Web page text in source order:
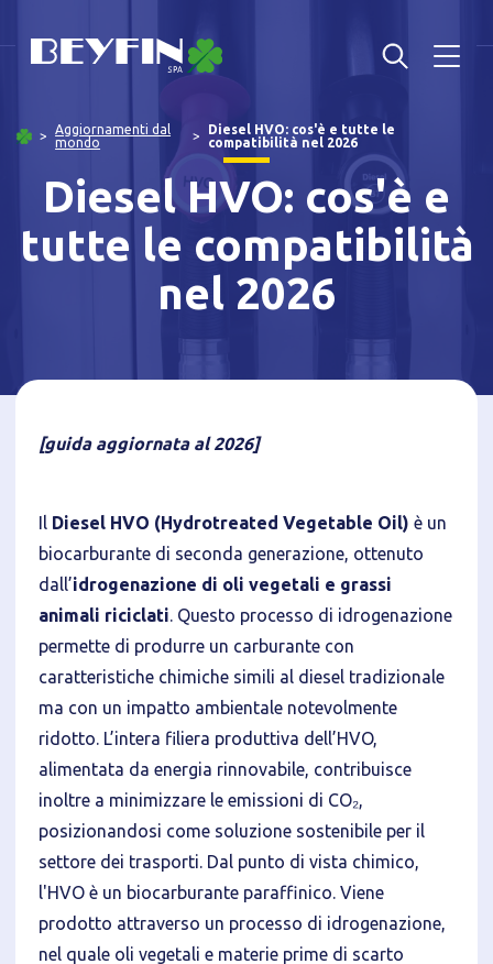
Aggiornamenti dal
mondo
Diesel HVO: cos'è e tutte le
compatibilità nel 2026
Diesel HVO: cos'è e
tutte le compatibilità
nel 2026
[guida aggiornata al 2026]
Il Diesel HVO (Hydrotreated Vegetable Oil) è un
biocarburante di seconda generazione, ottenuto
dall’idrogenazione di oli vegetali e grassi
animali riciclati. Questo processo di idrogenazione
permette di produrre un carburante con
caratteristiche chimiche simili al diesel tradizionale
ma con un impatto ambientale notevolmente
ridotto. L’intera filiera produttiva dell’HVO,
alimentata da energia rinnovabile, contribuisce
inoltre a minimizzare le emissioni di CO₂,
posizionandosi come soluzione sostenibile per il
settore dei trasporti. Dal punto di vista chimico,
l'HVO è un biocarburante paraffinico. Viene
prodotto attraverso un processo di idrogenazione,
nel quale oli vegetali e materie prime di scarto